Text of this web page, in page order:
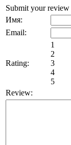
Submit your review
Имя:
Email:
Rating:
1
2
3
4
5
Review: